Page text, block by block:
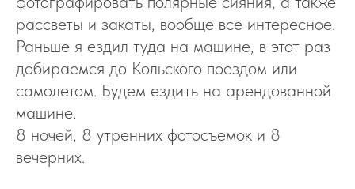
рассветы и закаты, вообще все интересное.
Раньше я ездил туда на машине, в этот раз
добираемся до Кольского поездом или
самолетом. Будем ездить на арендованной
машине.
8 ночей, 8 утренних фотосъемок и 8
вечерних.